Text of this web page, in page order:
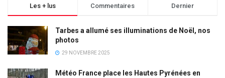
Les + lus Commentaires Dernier
Tarbes a allumé ses illuminations de Noël, nos
photos
29 NOVEMBRE 2025
Météo France place les Hautes Pyrénées en